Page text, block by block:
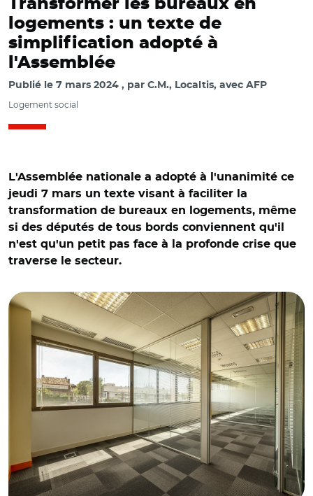
Transformer les bureaux en
logements : un texte de
simplification adopté à
l'Assemblée
Publié le 7 mars 2024 par C.M., Localtis, avec AFP
Logement social
L'Assemblée nationale a adopté à l'unanimité ce
jeudi 7 mars un texte visant à faciliter la
transformation de bureaux en logements, même
si des députés de tous bords conviennent qu'il
n'est qu'un petit pas face à la profonde crise que
traverse le secteur.